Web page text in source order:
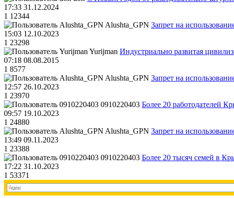
17:33 31.12.2024
1 12344
Alushta_GPN Запрет на
15:03 12.10.2023
1 23298
Yurijman Индустриально развитая
07:18 08.08.2015
1 8577
Alushta_GPN Запрет на
12:57 26.10.2023
1 23970
0910220403 Более 20 работодателей
09:57 19.10.2023
1 24880
Alushta_GPN Запрет на
13:49 09.11.2023
1 23388
0910220403 Более 20 тысяч семей в
17:22 31.10.2023
1 53371